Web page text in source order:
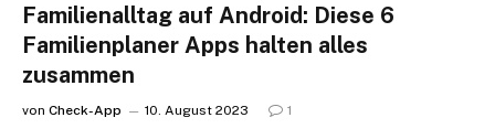
Familienalltag auf Android: Diese 6
Familienplaner Apps halten alles
zusammen
von Check-App 10. August 2023 1